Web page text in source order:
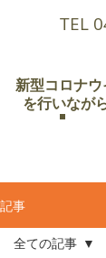
TEL
新型コロナ
を行いなが
記事
全ての記事